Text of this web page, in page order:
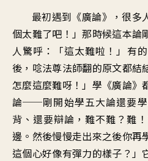
最初遇到《廣論》，很多
個太難了吧 ！」那時候這本論
人驚呼：「這太難啦 ！」 有
後 ， 唸法尊法師翻的原文都結
怎麼這麼難呀 ！」 學《廣論》
論──剛開始學五大論還要
背、還要辯論 ，難不難？難
邊 。 然後慢慢走出來之後你再
這個心好像有彈力的樣子 ？」